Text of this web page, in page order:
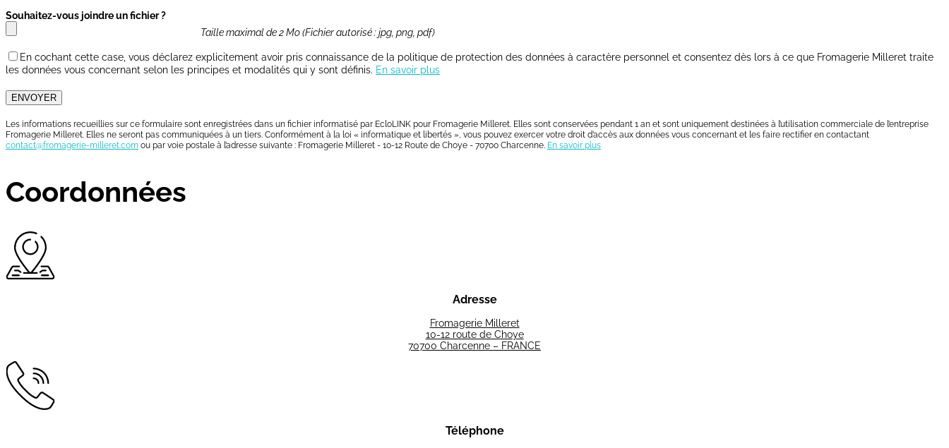
Souhaitez-vous joindre un fichier ?
Taille maximal de 2 Mo (Fichier autorisé : jpg, png, pdf)
En cochant cette case, vous déclarez explicitement avoir pris connaissance de la politique de protection des données à caractère personnel et consentez dès lors à ce que Fromagerie Milleret traite
les données vous concernant selon les principes et modalités qui y sont définis. En savoir plus
ENVOYER
Les informations recueillies sur ce formulaire sont enregistrées dans un fichier informatisé par EcloLINK pour Fromagerie Milleret. Elles sont conservées pendant 1 an et sont uniquement destinées à l’utilisation commerciale de l’entreprise
Fromagerie Milleret. Elles ne seront pas communiquées à un tiers. Conformément à la loi « informatique et libertés », vous pouvez exercer votre droit d’accès aux données vous concernant et les faire rectifier en contactant
contact@fromagerie-milleret.com ou par voie postale à l’adresse suivante : Fromagerie Milleret - 10-12 Route de Choye - 70700 Charcenne. En savoir plus
Coordonnées
Adresse
Fromagerie Milleret
10-12 route de Choye
70700 Charcenne – FRANCE
Téléphone